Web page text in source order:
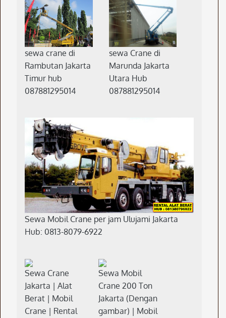
sewa crane di
Rambutan Jakarta
Timur hub
087881295014
sewa Crane di
Marunda Jakarta
Utara Hub
087881295014
Sewa Mobil Crane per jam Ulujami Jakarta
Hub: 0813-8079-6922
Sewa Crane
Jakarta | Alat
Berat | Mobil
Crane | Rental
Sewa Mobil
Crane 200 Ton
Jakarta (Dengan
gambar) | Mobil